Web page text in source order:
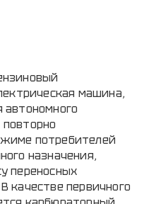
машина,
автономного
потребителей
назначения,
переносных
качестве первичного